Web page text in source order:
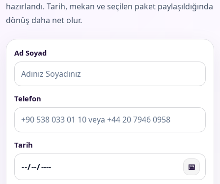
hazırlandı. Tarih, mekan ve seçilen paket paylaşıldığında
dönüş daha net olur.
Ad Soyad
Telefon
Tarih
📅